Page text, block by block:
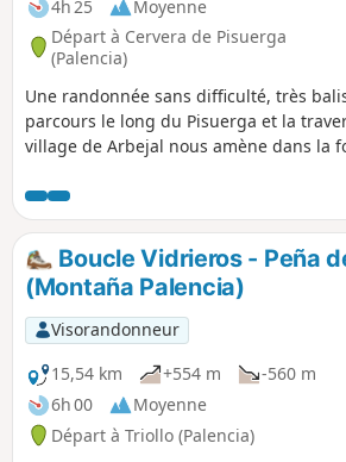
4h 25
Moyenne
Départ à Cervera de Pisuerga
(Palencia)
Une randonnée sans difficulté, très
parcours le long du Pisuerga et la
village de Arbejal nous amène dans la
berges. On monte ensuite vers la Pena
pâturages puis on longe une petite
retrouve un alpage où l'on peut voir
berger (una chozo) restaurée.
Boucle Vidrieros - Peña
(Montaña Palencia)
Visorandonneur
15,54 km
+554 m
-560 m
6h 00
Moyenne
Départ à Triollo (Palencia)